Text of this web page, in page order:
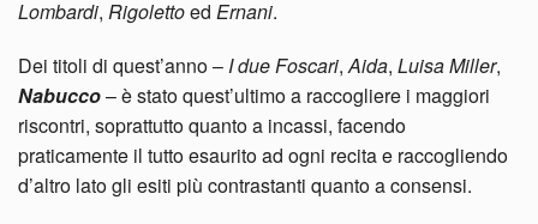
Lombardi, Rigolettoed Ernani.
Dei titoli di quest’anno – I due Foscari,Aida, Luisa Miller,
Nabucco– è stato quest’ultimo a raccogliere i maggiori
riscontri, soprattutto quanto a incassi, facendo
praticamente il tutto esaurito ad ogni recita e raccogliendo
d’altro lato gli esiti più contrastanti quanto a consensi.